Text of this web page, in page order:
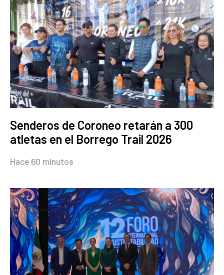
Senderos de Coroneo retarán a 300
atletas en el Borrego Trail 2026
Hace 60 minutos